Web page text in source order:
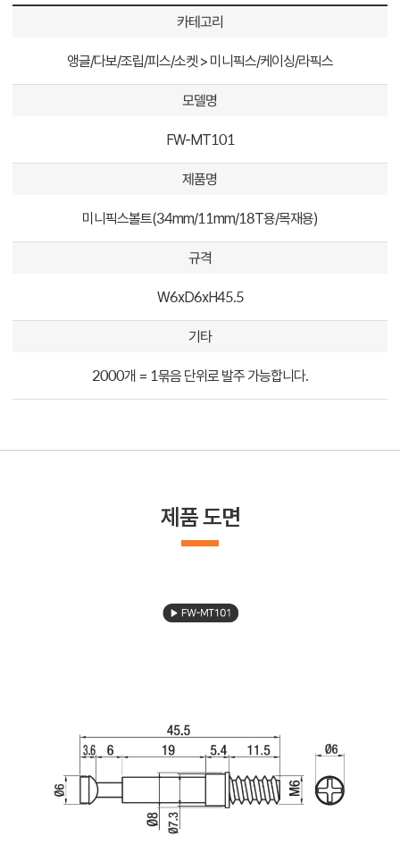
카테고리
앵글/다보/조립/피스/소켓 > 미니픽스/케이싱/라픽스
모델명
FW-MT101
제품명
미니픽스볼트(34mm/11mm/18T용/목재용)
규격
W6xD6xH45.5
기타
2000개 = 1묶음 단위로 발주 가능합니다.
제품 도면